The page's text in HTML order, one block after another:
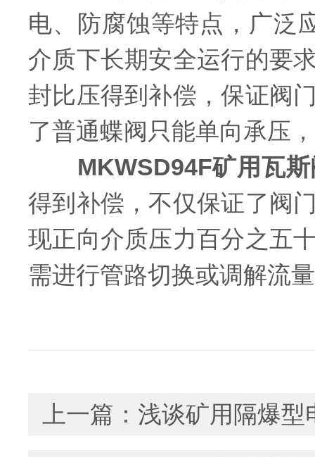
电、防腐蚀等特点，广泛
介质下长期安全运行的要
封比压得到补偿，保证阀
了普通蝶阀只能单向承压
MKWSD94F矿用瓦
得到补偿，不仅保证了阀
现正向介质压力百分之五
需进行管路切换或调解流
上一篇： 浅谈矿用隔爆型